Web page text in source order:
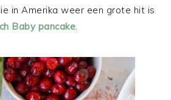
in Amerika weer een grote hit is
Baby pancake.